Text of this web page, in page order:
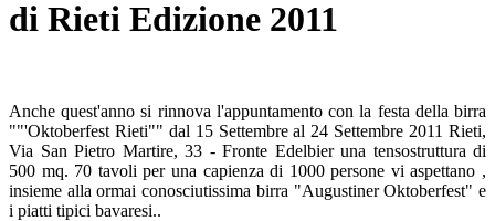
di Rieti Edizione 2011
Anche quest'anno si rinnova l'appuntamento con la festa della birra
""'Oktoberfest Rieti"" dal 15 Settembre al 24 Settembre 2011 Rieti,
Via San Pietro Martire, 33 - Fronte Edelbier una tensostruttura di
500 mq. 70 tavoli per una capienza di 1000 persone vi aspettano ,
insieme alla ormai conosciutissima birra "Augustiner Oktoberfest" e
i piatti tipici bavaresi..